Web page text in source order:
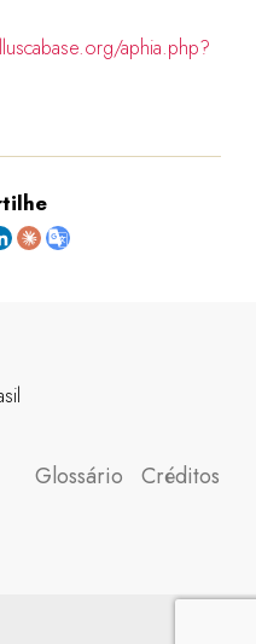
aphia.php?
Glossário Créditos